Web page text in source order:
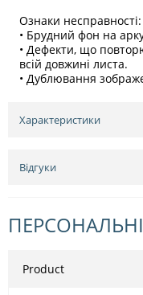
Ознаки несправності:
• Брудний фон на
• Дефекти, що
всій довжині листа.
• Дублювання
Характеристики
Відгуки
Product